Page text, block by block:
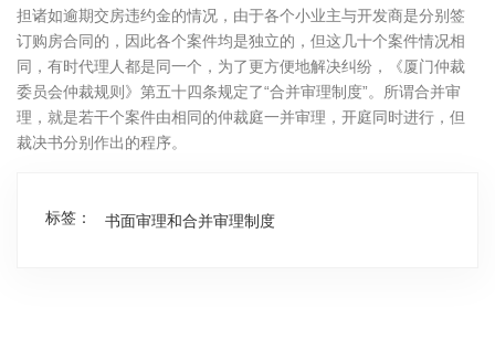
担诸如逾期交房违约金的情况，由于各个小业主与开发商是分别签
订购房合同的，因此各个案件均是独立的，但这几十个案件情况相
同，有时代理人都是同一个，为了更方便地解决纠纷，《厦门仲裁
委员会仲裁规则》第五十四条规定了“合并审理制度”。所谓合并审
理，就是若干个案件由相同的仲裁庭一并审理，开庭同时进行，但
裁决书分别作出的程序。
标签： 书面审理和合并审理制度